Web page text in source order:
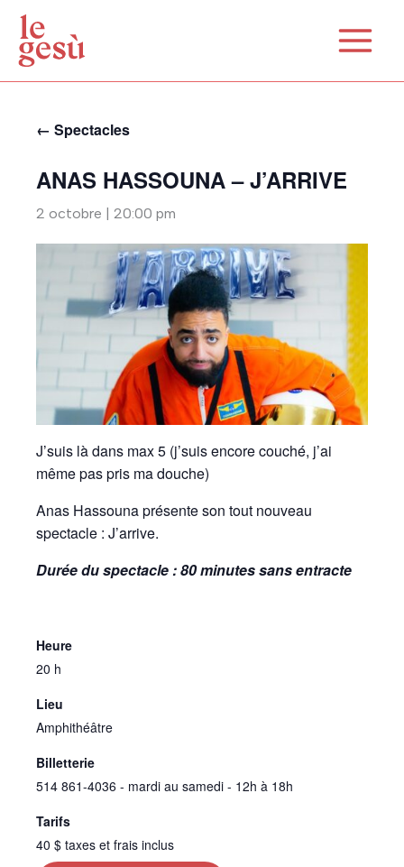
Aller
contenu
← Spectacles
ANAS HASSOUNA – J’ARRIVE
2 octobre | 20:00 pm
J’suis là dans max 5 (j’suis encore couché, j’ai
même pas pris ma douche)
Anas Hassouna présente son tout nouveau
spectacle : J’arrive.
Durée du spectacle : 80 minutes sans entracte
Heure
20 h
Lieu
Amphithéâtre
Billetterie
514 861-4036 - mardi au samedi - 12h à 18h
Tarifs
40 $ taxes et frais inclus